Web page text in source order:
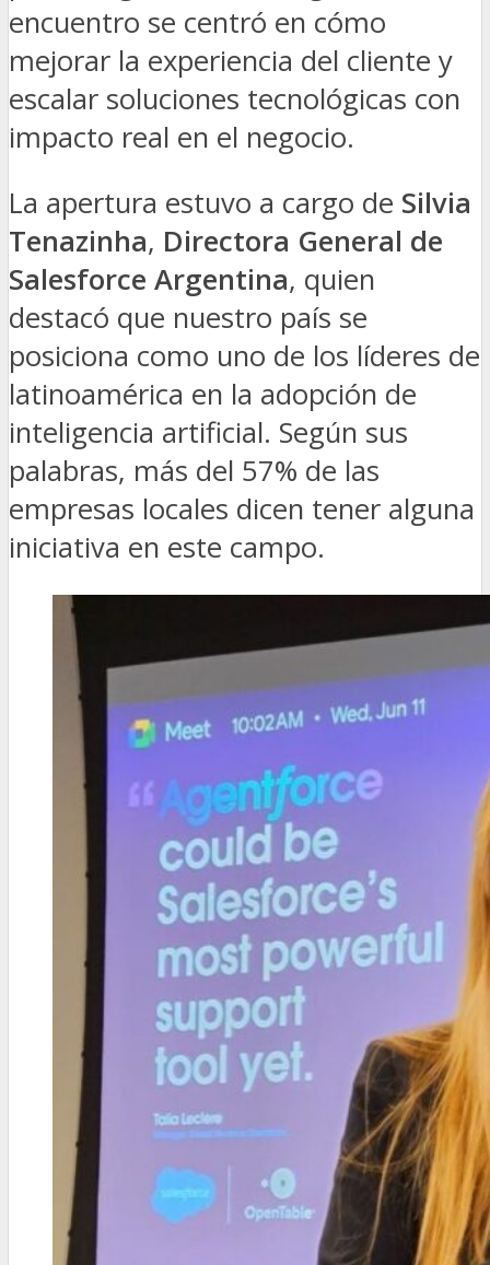
encuentro se centró en cómo
mejorar la experiencia del cliente y
escalar soluciones tecnológicas con
impacto real en el negocio.
La apertura estuvo a cargo de Silvia
Tenazinha, Directora General de
Salesforce Argentina, quien
destacó que nuestro país se
posiciona como uno de los líderes de
latinoamérica en la adopción de
inteligencia artificial. Según sus
palabras, más del 57% de las
empresas locales dicen tener alguna
iniciativa en este campo.